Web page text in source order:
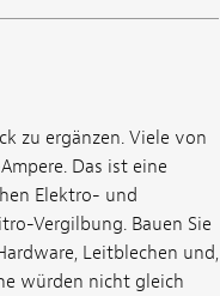
zu ergänzen. Viele von
Das ist eine
Elektro- und
Vergilbung. Bauen Sie
Leitblechen und,
würden nicht gleich